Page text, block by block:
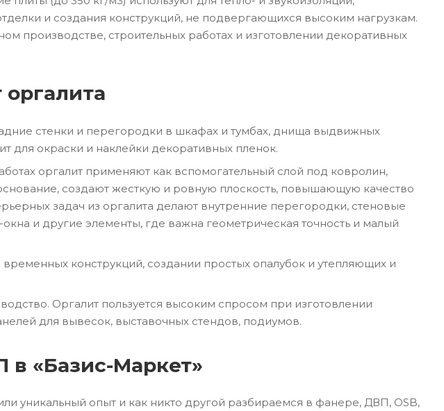
и создания конструкций, не подвергающихся высоким нагрузкам.
производстве, строительных работах и изготовлении декоративных
стенки и перегородки в шкафах и тумбах, днища выдвижных
для окраски и наклейки декоративных пленок.
оргалит применяют как вспомогательный слой под ковролин,
создают жесткую и ровную плоскость, повышающую качество
задач из оргалита делают внутренние перегородки, стеновые
и другие элементы, где важна геометрическая точность и малый
конструкций, создании простых опалубок и утепляющих и
Оргалит пользуется высоким спросом при изготовлении
для вывесок, выставочных стендов, подиумов.
в «Базис-Маркет»
уникальный опыт и как никто другой разбираемся в фанере, ДВП, OSB,